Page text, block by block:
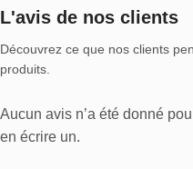
L'avis de nos clients
Découvrez ce que nos clients
produits.
Aucun avis n’a été donné
en écrire un.